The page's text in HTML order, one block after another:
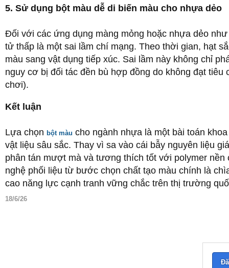
5. Sử dụng bột màu dễ di biến màu cho nhựa dẻo
Đối với các ứng dụng màng mỏng hoặc nhựa dẻo
tử thấp là một sai lầm chí mạng. Theo thời gian, hạt
màu sang vật dụng tiếp xúc. Sai lầm này không chỉ
nguy cơ bị đối tác đền bù hợp đồng do không đạt
chơi).
Kết luận
Lựa chọn bột màu cho ngành nhựa là một bài toán
vật liệu sâu sắc. Thay vì sa vào cái bẫy nguyên liệu
phân tán mượt mà và tương thích tốt với polymer
nghệ phối liệu từ bước chọn chất tạo màu chính là
cao năng lực cạnh tranh vững chắc trên thị trường
18/6/26